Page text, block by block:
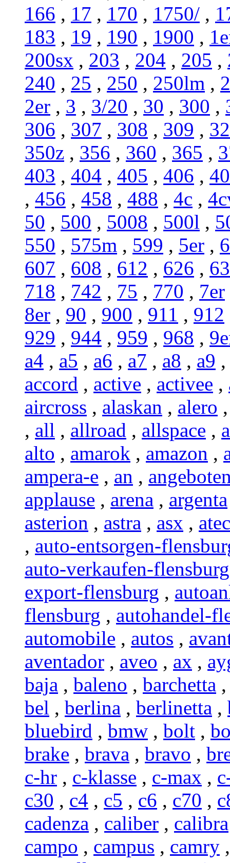
166 , 17 , 170 , 1750/ ,
183 , 19 , 190 , 1900 ,
200sx , 203 , 204 , 205 ,
240 , 25 , 250 , 250lm ,
2er , 3 , 3/20 , 30 , 300 ,
306 , 307 , 308 , 309 ,
350z , 356 , 360 , 365 ,
403 , 404 , 405 , 406 ,
, 456 , 458 , 488 , 4c ,
50 , 500 , 5008 , 500l ,
550 , 575m , 599 , 5er , 6
607 , 608 , 612 , 626 , 63
718 , 742 , 75 , 770 , 7er
8er , 90 , 900 , 911 , 912
929 , 944 , 959 , 968 ,
a4 , a5 , a6 , a7 , a8 , a9
accord , active , activee ,
aircross , alaskan , alero
, all , allroad , allspace ,
alto , amarok , amazon ,
ampera-e , an ,
applause , arena , argenta
asterion , astra , asx ,
, auto-entsorgen-
auto-verkaufen-flensburg
export-flensburg ,
flensburg , autohandel-
automobile , autos ,
aventador , aveo , ax ,
baja , baleno , barchetta
bel , berlina , berlinetta ,
bluebird , bmw , bolt ,
brake , brava , bravo ,
c-hr , c-klasse , c-max ,
c30 , c4 , c5 , c6 , c70 ,
cadenza , caliber , calibra
campo , campus , camry